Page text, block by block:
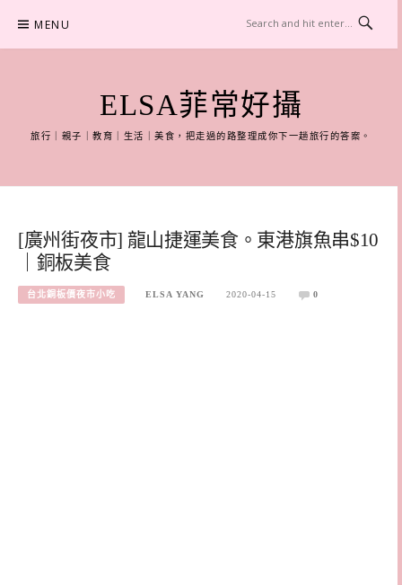
content
MENU
ELSA菲常好攝
旅行｜親子｜教育｜生活｜美食，把走過的路整理成你下一趟旅行的答案。
[廣州街夜市] 龍山捷運美食。東港旗魚串$10
｜銅板美食
台北銅板價夜市小吃 ELSA YANG 2020-04-15 0